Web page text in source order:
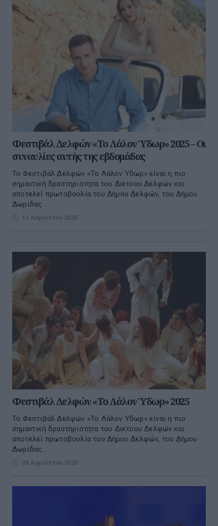
Φεστιβάλ Δελφών «To Λάλον Ύδωρ» 2025 – Οι
συναυλίες αυτής της εβδομάδας
Το Φεστιβάλ Δελφών «Το Λάλον Ύδωρ» είναι η πιο
σημαντική δραστηριότητα του Δικτύου Δελφών και
αποτελεί πρωτοβουλία του Δήμου Δελφών, του Δήμου
Δωρίδας...
11 Αυγούστου 2025
Φεστιβάλ Δελφών «To Λάλον Ύδωρ» 2025
Το Φεστιβάλ Δελφών «Το Λάλον Ύδωρ» είναι η πιο
σημαντική δραστηριότητα του Δικτύου Δελφών και
αποτελεί πρωτοβουλία του Δήμου Δελφών, του Δήμου
Δωρίδας...
05 Αυγούστου 2025